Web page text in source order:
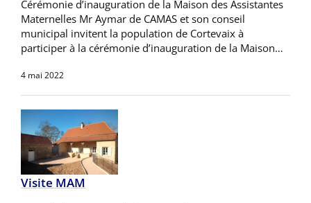
Cérémonie d’inauguration de la Maison des Assistantes
Maternelles Mr Aymar de CAMAS et son conseil
municipal invitent la population de Cortevaix à
participer à la cérémonie d’inauguration de la Maison…
4 mai 2022
Visite MAM